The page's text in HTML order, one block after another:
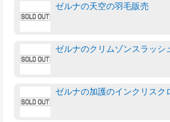
ゼルナの天空の羽毛販売
ゼルナのクリムゾンスラッシ
ゼルナの加護のインクリスク